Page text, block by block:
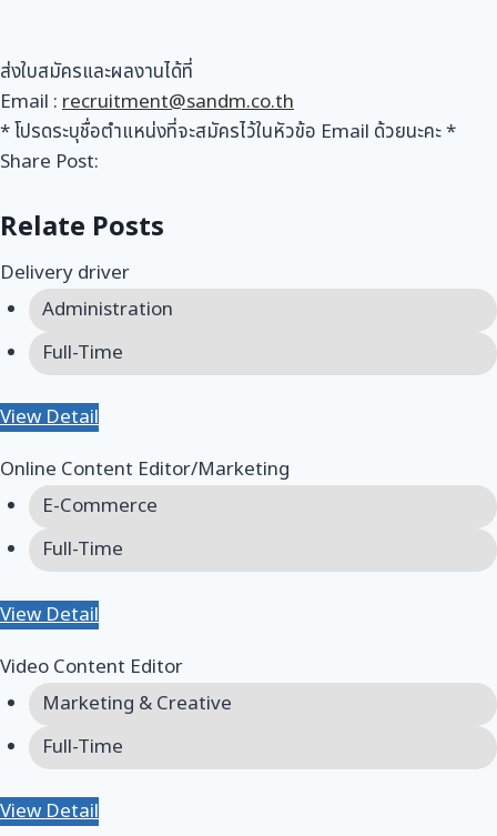
ส่งใบสมัครและผลงานได้ที่
Email :recruitment@sandm.co.th
* โปรดระบุชื่อตำแหน่งที่จะสมัครไว้ในหัวข้อ Email ด้วยนะคะ *
Share Post:
Relate Posts
Delivery driver
Administration
Full-Time
View Detail
Online Content Editor/Marketing
E-Commerce
Full-Time
View Detail
Video Content Editor
Marketing & Creative
Full-Time
View Detail